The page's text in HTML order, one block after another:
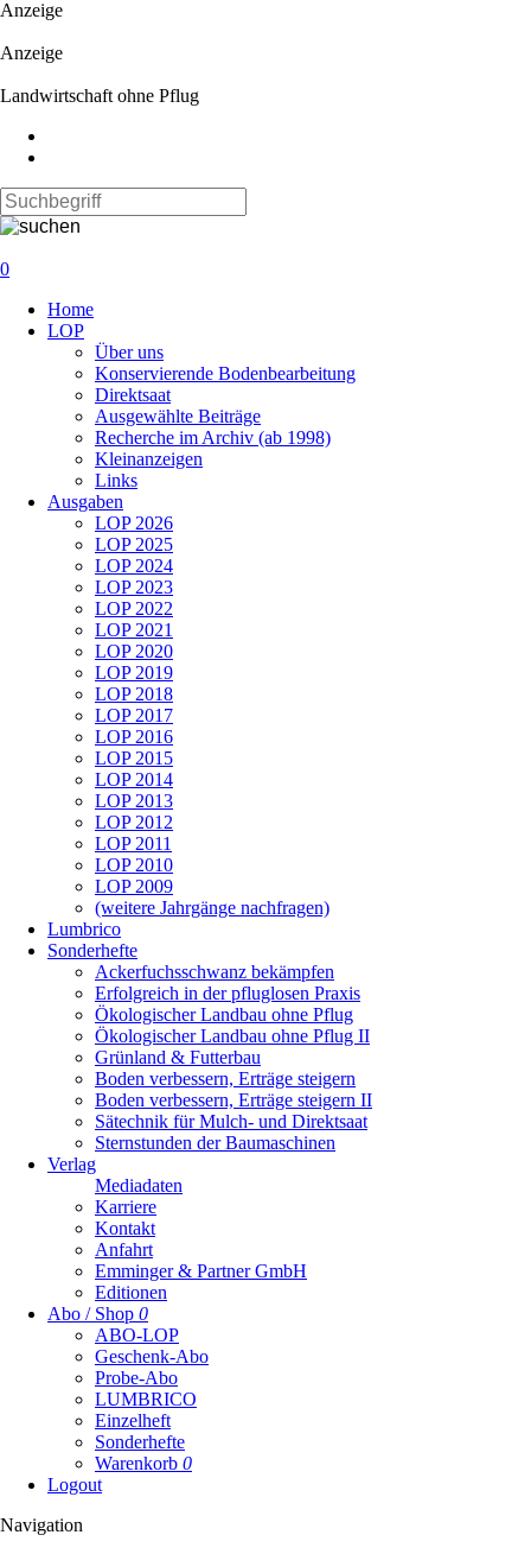
Anzeige
Anzeige
Landwirtschaft ohne Pflug
0
überspringen
Home
LOP
Über uns
Konservierende Bodenbearbeitung
Direktsaat
Ausgewählte Beiträge
Recherche im Archiv (ab 1998)
Kleinanzeigen
Links
Ausgaben
LOP 2026
LOP 2025
LOP 2024
LOP 2023
LOP 2022
LOP 2021
LOP 2020
LOP 2019
LOP 2018
LOP 2017
LOP 2016
LOP 2015
LOP 2014
LOP 2013
LOP 2012
LOP 2011
LOP 2010
LOP 2009
(weitere Jahrgänge nachfragen)
Lumbrico
Sonderhefte
Ackerfuchsschwanz bekämpfen
Erfolgreich in der pfluglosen Praxis
Ökologischer Landbau ohne Pflug
Ökologischer Landbau ohne Pflug II
Grünland & Futterbau
Boden verbessern, Erträge steigern
Boden verbessern, Erträge steigern II
Sätechnik für Mulch- und Direktsaat
Sternstunden der Baumaschinen
Verlag
Mediadaten
Karriere
Kontakt
Anfahrt
Emminger & Partner GmbH
Editionen
Abo / Shop 0
ABO-LOP
Geschenk-Abo
Probe-Abo
LUMBRICO
Einzelheft
Sonderhefte
Warenkorb 0
Logout
Navigation